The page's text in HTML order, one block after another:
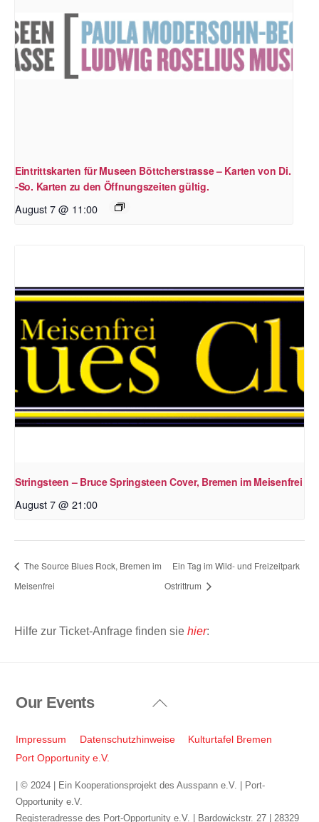
Eintrittskarten für Museen Böttcherstrasse – Karten von Di.
-So. Karten zu den Öffnungszeiten gültig.
August 7 @ 11:00
Stringsteen – Bruce Springsteen Cover, Bremen im Meisenfrei
August 7 @ 21:00
The Source Blues Rock, Bremen im
Meisenfrei
Ein Tag im Wild- und Freizeitpark
Ostrittrum
Hilfe zur Ticket-Anfrage finden sie hier:
Back
Top
Our Events
Impressum Datenschutzhinweise
Kulturtafel Bremen
Port Opportunity e.V.
| © 2024 | Ein Kooperationsprojekt des Ausspann e.V. | Port-
Opportunity e.V.
Registeradresse des Port-Opportunity e.V. | Bardowickstr. 27 | 28329